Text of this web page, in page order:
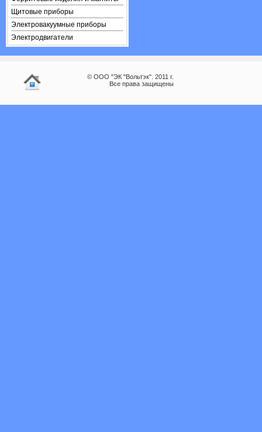
Щитовые приборы
Электровакуумные приборы
Электродвигатели
© ООО "ЭК "Вольтэк". 2011 г.
Все права защищены